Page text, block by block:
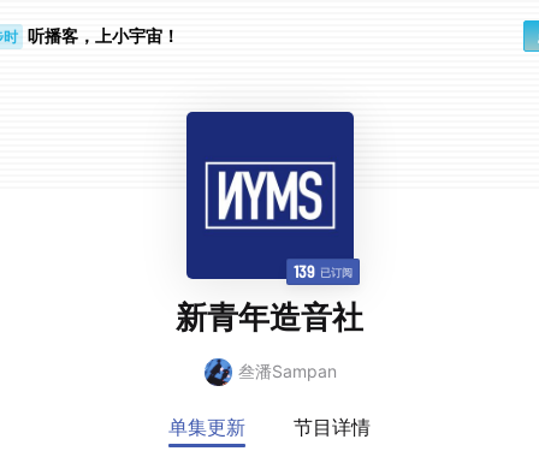
时 听播客，上小宇宙！
139 已订阅
新青年造音社
叁潘Sampan
单集更新 节目详情